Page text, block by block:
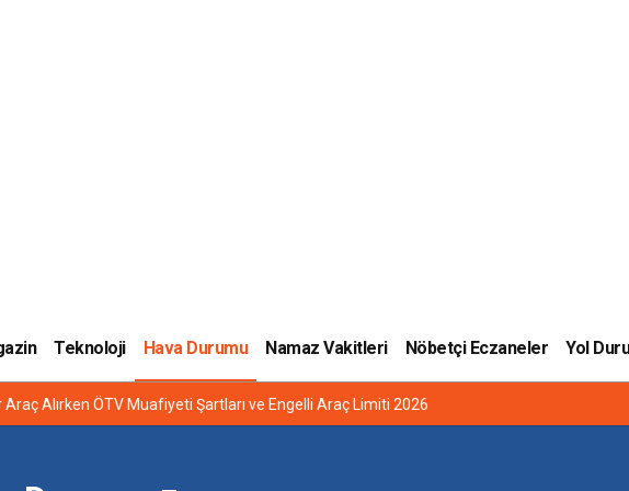
Teknoloji Hava Durumu Namaz Vakitleri Nöbetçi Eczaneler Yol
Araç Alırken ÖTV Muafiyeti Şartları ve Engelli Araç Limiti 2026